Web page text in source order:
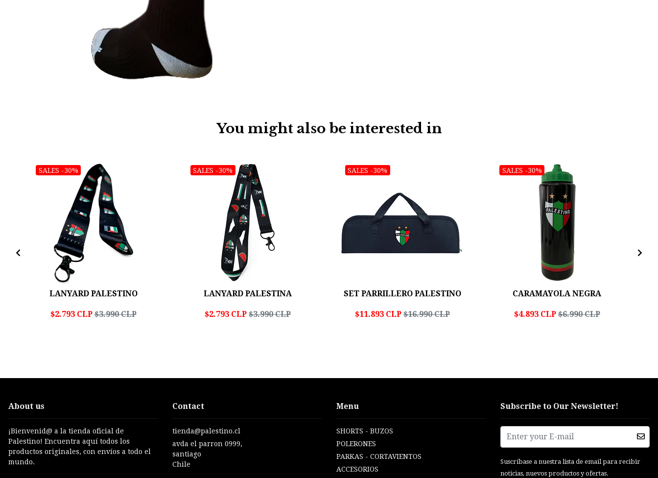
You might also be interested in
SALES -30%
LANYARD PALESTINO
$2.793 CLP $3.990 CLP
SALES -30%
LANYARD PALESTINA
$2.793 CLP $3.990 CLP
SALES -30%
SET PARRILLERO PALESTINO
$11.893 CLP $16.990 CLP
SALES -30%
CARAMAYOLA NEGRA
$4.893 CLP $6.990 CLP
About us
¡Bienvenid@ a la tienda oficial de
Palestino! Encuentra aquí todos los
productos originales, con envíos a todo el
mundo.
Contact
tienda@palestino.cl
avda el parron 0999,
santiago
Chile
Menu
SHORTS - BUZOS
POLERONES
PARKAS - CORTAVIENTOS
ACCESORIOS
Subscribe to Our Newsletter!
Suscríbase a nuestra lista de email para recibir
noticias, nuevos productos y ofertas.